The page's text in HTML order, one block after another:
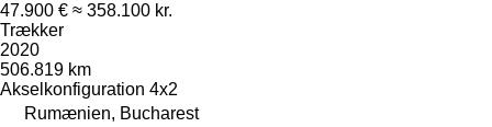
47.900 € ≈ 358.100 kr.
Trækker
2020
506.819 km
Akselkonfiguration 4x2
Rumænien, Bucharest